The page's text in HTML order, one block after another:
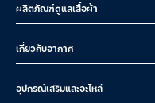
ผลิตภัณฑ์ดูแลเสื้อผ้า
เกี่ยวกับอากาศ
อุปกรณ์เสริมและอะไหล่